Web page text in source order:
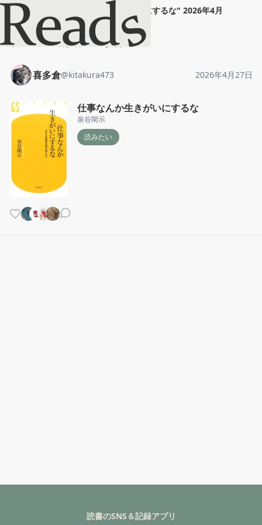
仕事なんか生きがいにするな" 2026年4月
27日
ホーム
喜多倉 投稿
喜多倉@kitakura473 2026年4月27日
仕事なんか生きがいにするな
泉谷閑示
読みたい
読書のSNS＆記録アプリ